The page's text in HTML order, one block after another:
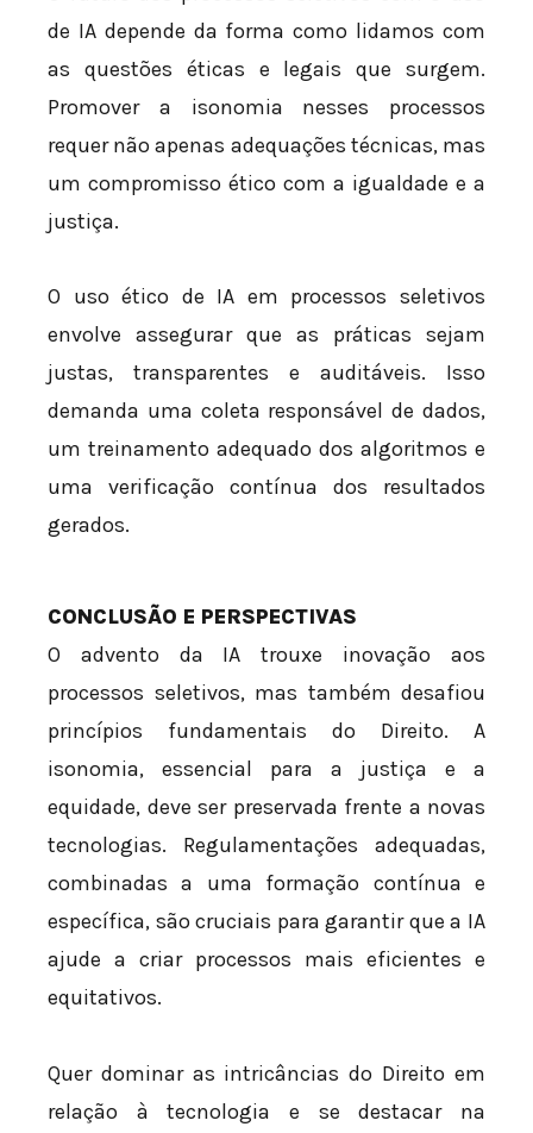
de IA depende da forma como lidamos com
as questões éticas e legais que surgem.
Promover a isonomia nesses processos
requer não apenas adequações técnicas, mas
um compromisso ético com a igualdade e a
justiça.
O uso ético de IA em processos seletivos
envolve assegurar que as práticas sejam
justas, transparentes e auditáveis. Isso
demanda uma coleta responsável de dados,
um treinamento adequado dos algoritmos e
uma verificação contínua dos resultados
gerados.
CONCLUSÃO E PERSPECTIVAS
O advento da IA trouxe inovação aos
processos seletivos, mas também desafiou
princípios fundamentais do Direito. A
isonomia, essencial para a justiça e a
equidade, deve ser preservada frente a novas
tecnologias. Regulamentações adequadas,
combinadas a uma formação contínua e
específica, são cruciais para garantir que a IA
ajude a criar processos mais eficientes e
equitativos.
Quer dominar as intricâncias do Direito em
relação à tecnologia e se destacar na